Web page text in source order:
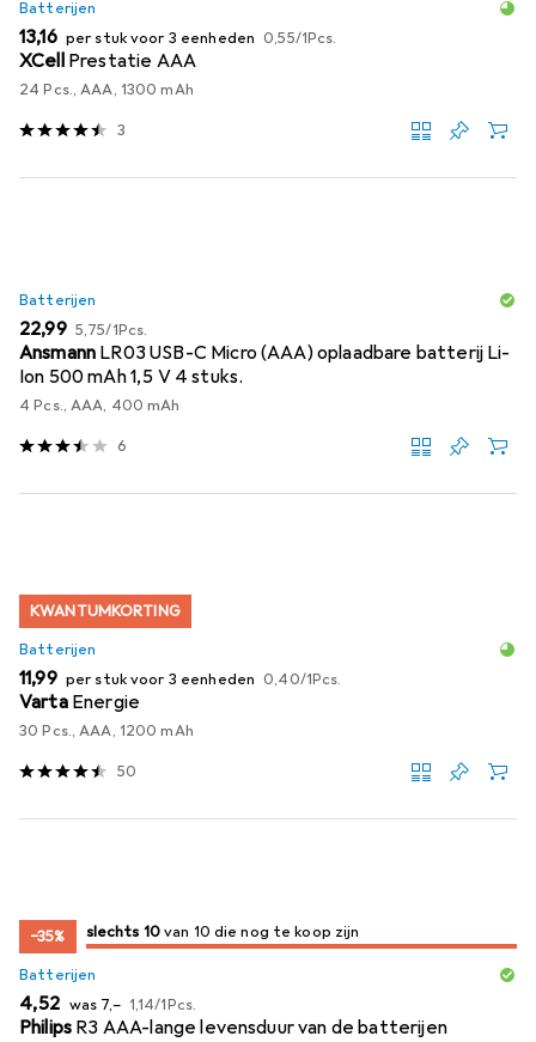
Batterijen
EUR
13,16 per stuk voor 3 eenheden EUR
0,55/1Pcs.
XCell Prestatie AAA
24 Pcs., AAA, 1300 mAh
3
Batterijen
EUR
22,99 EUR
5,75/1Pcs.
Ansmann LR03 USB-C Micro (AAA) oplaadbare batterij Li-
Ion 500 mAh 1,5 V 4 stuks.
4 Pcs., AAA, 400 mAh
6
KWANTUMKORTING
Batterijen
EUR
11,99 per stuk voor 3 eenheden EUR
0,40/1Pcs.
Varta Energie
30 Pcs., AAA, 1200 mAh
50
−35% 10/ 10
10/ 10 te koop zijn
slechts 10van 10 die nog te koop zijn
Batterijen
EUR
4,52 was EUR
7,– EUR
1,14/1Pcs.
Philips R3 AAA-lange levensduur van de batterijen